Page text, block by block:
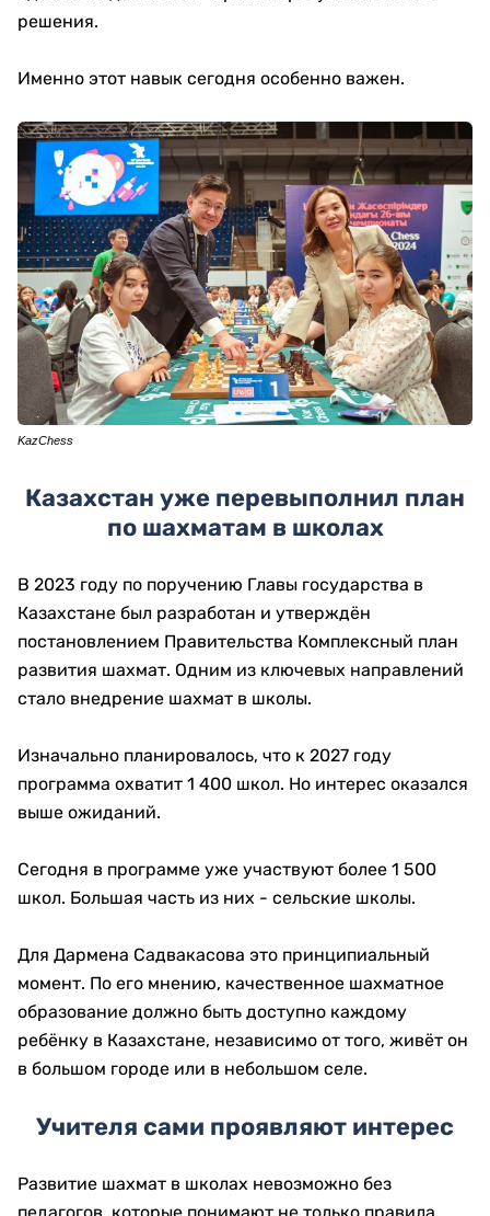
решения.
Именно этот навык сегодня особенно важен.
KazChess
Казахстан уже перевыполнил план
по шахматам в школах
В 2023 году по поручению Главы государства в
Казахстане был разработан и утверждён
постановлением Правительства Комплексный план
развития шахмат. Одним из ключевых направлений
стало внедрение шахмат в школы.
Изначально планировалось, что к 2027 году
программа охватит 1 400 школ. Но интерес оказался
выше ожиданий.
Сегодня в программе уже участвуют более 1 500
школ. Большая часть из них - сельские школы.
Для Дармена Садвакасова это принципиальный
момент. По его мнению, качественное шахматное
образование должно быть доступно каждому
ребёнку в Казахстане, независимо от того, живёт он
в большом городе или в небольшом селе.
Учителя сами проявляют интерес
Развитие шахмат в школах невозможно без